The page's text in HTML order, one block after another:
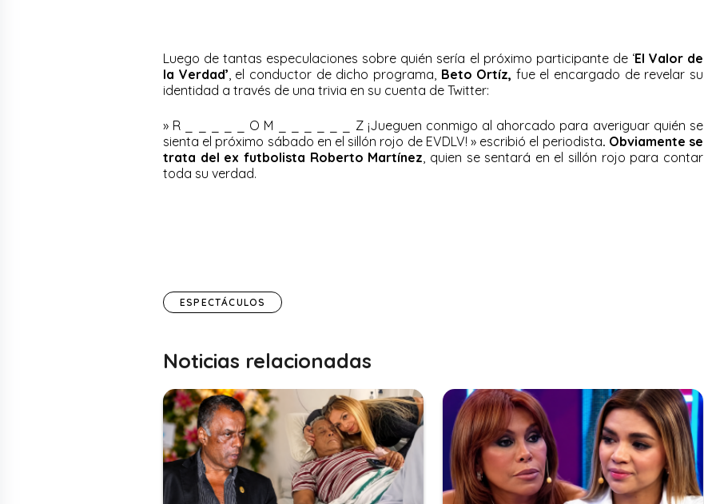
Luego de tantas especulaciones sobre quién sería el próximo participante de ‘El Valor de
la Verdad’ , el conductor de dicho programa, Beto Ortíz, fue el encargado de revelar su
identidad a través de una trivia en su cuenta de Twitter:
» R _ _ _ _ _ O M _ _ _ _ _ _ Z ¡Jueguen conmigo al ahorcado para averiguar quién se
sienta el próximo sábado en el sillón rojo de EVDLV! » escribió el periodista. Obviamente se
trata del ex futbolista Roberto Martínez , quien se sentará en el sillón rojo para contar
toda su verdad.
ESPECTÁCULOS
Noticias relacionadas